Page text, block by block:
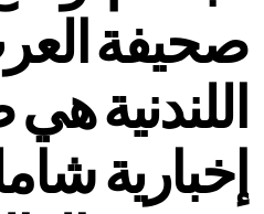
صحيفة
اللندنية
إخبارية